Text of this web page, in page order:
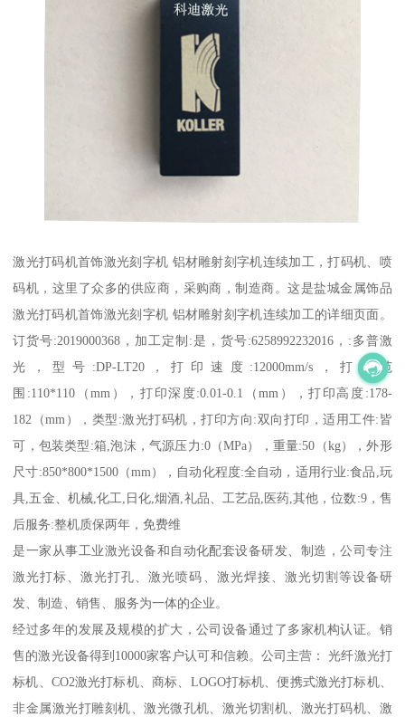
激光打码机首饰激光刻字机 铝材雕射刻字机连续加工，打码机、喷
码机，这里了众多的供应商，采购商，制造商。这是盐城金属饰品
激光打码机首饰激光刻字机 铝材雕射刻字机连续加工的详细页面。
订货号:2019000368，加工定制:是，货号:6258992232016，:多普激
光，型号:DP-LT20，打印速度:12000mm/s，打印范
围:110*110（mm），打印深度:0.01-0.1（mm），打印高度:178-
182（mm），类型:激光打码机，打印方向:双向打印，适用工件:皆
可，包装类型:箱,泡沫，气源压力:0（MPa），重量:50（kg），外形
尺寸:850*800*1500（mm），自动化程度:全自动，适用行业:食品,玩
具,五金、机械,化工,日化,烟酒,礼品、工艺品,医药,其他，位数:9，售
后服务:整机质保两年，免费维
是一家从事工业激光设备和自动化配套设备研发、制造，公司专注
激光打标、激光打孔、激光喷码、激光焊接、激光切割等设备研
发、制造、销售、服务为一体的企业。
经过多年的发展及规模的扩大，公司设备通过了多家机构认证。销
售的激光设备得到10000家客户认可和信赖。公司主营： 光纤激光打
标机、CO2激光打标机、商标、LOGO打标机、便携式激光打标机、
非金属激光打雕刻机、激光微孔机、激光切割机、激光打码机、激